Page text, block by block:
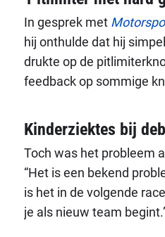
In gesprek met
hij onthulde dat hij
drukte op de
feedback op sommige
Kinderziektes bij
Toch was het probleem
“Het is een bekend
is het in de volgende
je als nieuw team